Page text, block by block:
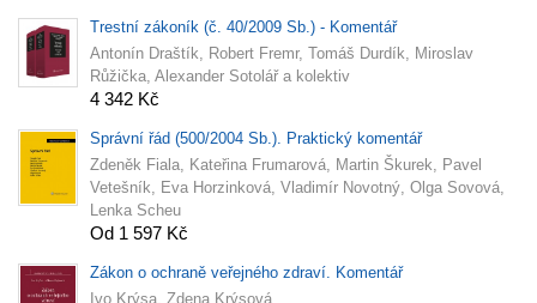
Trestní zákoník (č. 40/2009 Sb.) - Komentář
Antonín Draštík, Robert Fremr, Tomáš Durdík, Miroslav
Růžička, Alexander Sotolář a kolektiv
4 342 Kč
Správní řád (500/2004 Sb.). Praktický komentář
Zdeněk Fiala, Kateřina Frumarová, Martin Škurek, Pavel
Vetešník, Eva Horzinková, Vladimír Novotný, Olga Sovová,
Lenka Scheu
Od 1 597 Kč
Zákon o ochraně veřejného zdraví. Komentář
Ivo Krýsa, Zdena Krýsová